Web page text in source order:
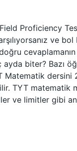
Proficiency
ve
biter? Bazı
Matematik
TYT matematik
ve limitler gibi